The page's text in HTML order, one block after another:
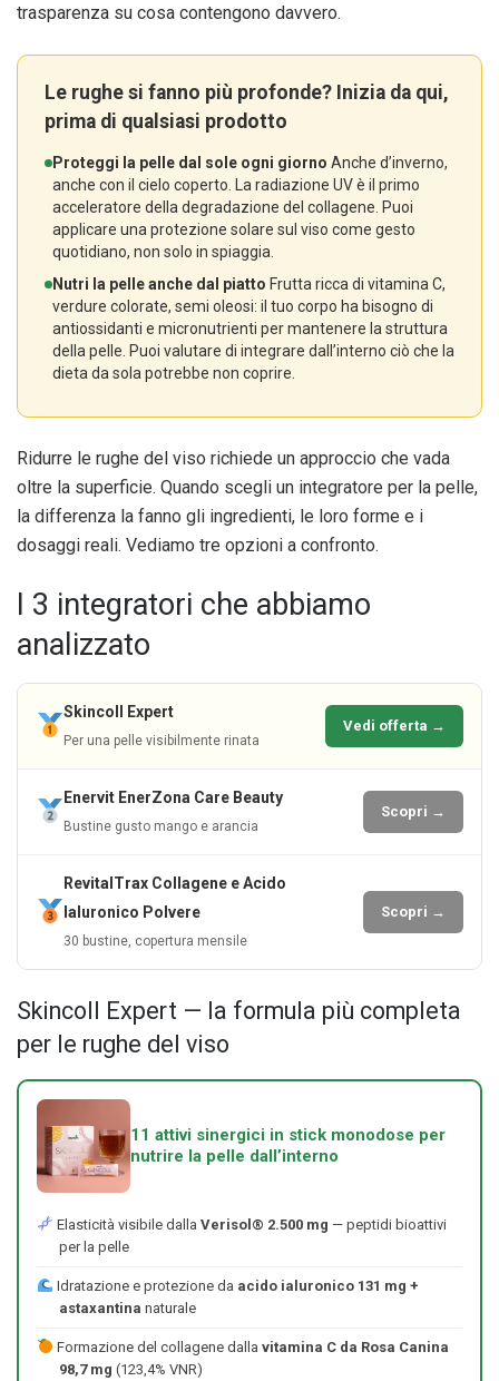
trasparenza su cosa contengono davvero.
Le rughe si fanno più profonde? Inizia da qui,
prima di qualsiasi prodotto
Proteggi la pelle dal sole ogni giorno Anche d’inverno,
anche con il cielo coperto. La radiazione UV è il primo
acceleratore della degradazione del collagene. Puoi
applicare una protezione solare sul viso come gesto
quotidiano, non solo in spiaggia.
Nutri la pelle anche dal piatto Frutta ricca di vitamina C,
verdure colorate, semi oleosi: il tuo corpo ha bisogno di
antiossidanti e micronutrienti per mantenere la struttura
della pelle. Puoi valutare di integrare dall’interno ciò che la
dieta da sola potrebbe non coprire.
Ridurre le rughe del viso richiede un approccio che vada
oltre la superficie. Quando scegli un integratore per la pelle,
la differenza la fanno gli ingredienti, le loro forme e i
dosaggi reali. Vediamo tre opzioni a confronto.
I 3 integratori che abbiamo
analizzato
Skincoll Expert
Per una pelle visibilmente rinata
Vedi offerta →
Enervit EnerZona Care Beauty
Bustine gusto mango e arancia
Scopri →
RevitalTrax Collagene e Acido
Ialuronico Polvere
30 bustine, copertura mensile
Scopri →
Skincoll Expert — la formula più completa
per le rughe del viso
11 attivi sinergici in stick monodose per
nutrire la pelle dall’interno
Elasticità visibile dalla Verisol® 2.500 mg — peptidi bioattivi
per la pelle
Idratazione e protezione da acido ialuronico 131 mg +
astaxantina naturale
Formazione del collagene dalla vitamina C da Rosa Canina
98,7 mg (123,4% VNR)